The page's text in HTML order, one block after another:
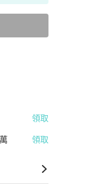
領取
領取